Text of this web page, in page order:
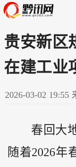
贵安新区
在建工业
2026-03-02 19:55
春回大
随着2026年